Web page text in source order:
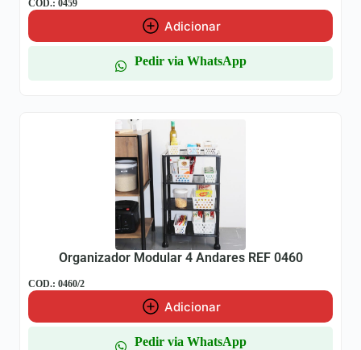
COD.: 0459
Adicionar
Pedir via WhatsApp
Organizador Modular 4 Andares REF 0460
COD.: 0460/2
Adicionar
Pedir via WhatsApp